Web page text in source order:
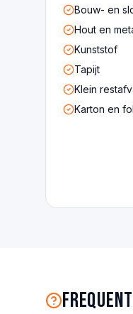
Bouw- en
Hout en
Kunststof
Tapijt
Klein
Karton en